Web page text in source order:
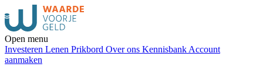
Open menu
Investeren Lenen Prikbord Over ons Kennisbank Account
aanmaken